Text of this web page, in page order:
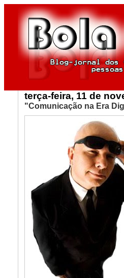
terça-feira, 11 de
"Comunicação na Era